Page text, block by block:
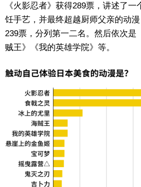
《火影忍者》获得289票，讲述了
饪手艺，并最终超越厨师父亲的动
239票，分列第一二名。然后依次是
贼王》《我的英雄学院》等。